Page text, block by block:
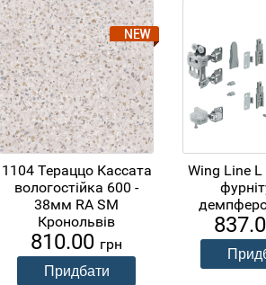
1104 Тераццо Кассата
вологостійка 600 -
38мм RA SM
Кронольвів
810.00 грн
Wing Line